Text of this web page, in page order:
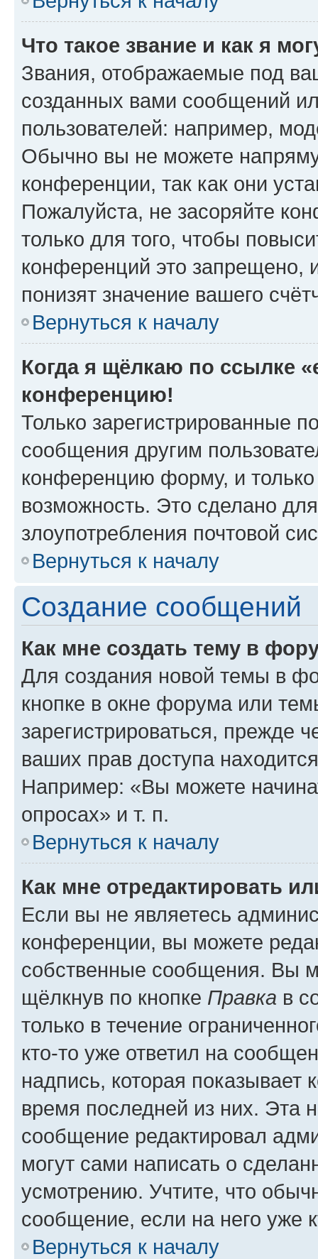
Что такое звание и как я
Звания, отображаемые под
созданных вами сообщений
пользователей: например,
Обычно вы не можете
конференции, так как они
Пожалуйста, не засоряйте
только для того, чтобы
конференций это запрещено,
понизят значение вашего
Вернуться к началу
Когда я щёлкаю по ссылке
конференцию!
Только зарегистрированные
сообщения другим
конференцию форму, и
возможность. Это сделано
злоупотребления почтовой
Вернуться к началу
Создание сообщений
Как мне создать тему в
Для создания новой темы в
кнопке в окне форума или
зарегистрироваться, прежде
ваших прав доступа
Например: «Вы можете
опросах» и т. п.
Вернуться к началу
Как мне отредактировать
Если вы не являетесь
конференции, вы можете
собственные сообщения. Вы
щёлкнув по кнопке Правка в
только в течение
кто-то уже ответил на
надпись, которая показывает
время последней из них. Эта
сообщение редактировал
могут сами написать о
усмотрению. Учтите, что
сообщение, если на него уже
Вернуться к началу